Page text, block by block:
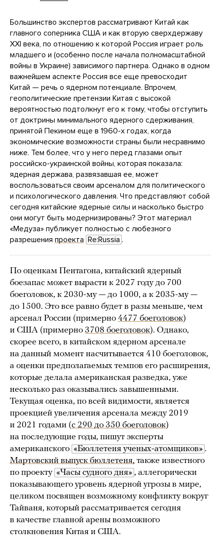
Большинство экспертов рассматривают Китай как
главного соперника США и как вторую сверхдержаву
XXI века, по отношению к которой Россия играет роль
младшего и (особенно после начала полномасштабной
войны в Украине) зависимого партнера. Однако в одном
важнейшем аспекте Россия все еще превосходит
Китай — речь о ядерном потенциале. Впрочем,
геополитические претензии Китая с высокой
вероятностью подтолкнут его к тому, чтобы отступить
от доктрины минимального ядерного сдерживания,
принятой Пекином еще в 1960-х годах, когда
экономические возможности страны были несравнимо
ниже. Тем более, что у него перед глазами опыт
российско-украинской войны, которая показала:
ядерная держава, развязавшая ее, может
воспользоваться своим арсеналом для политического
и психологического давления. Что представляют собой
сегодня китайские ядерные силы и насколько быстро
они могут быть модернизированы? Этот материал
«Медуза» публикует полностью с любезного
разрешения проекта Re:Russia .
По оценкам Пентагона, китайский ядерный
боезапас может вырасти к 2027 году до 700
боеголовок, к 2030-му — до 1000, а к 2035-му —
до 1500. Это все равно будет в разы меньше, чем
арсенал России (примерно 4477 боеголовок)
и США (примерно 3708 боеголовок). Однако,
скорее всего, в китайском ядерном арсенале
на данный момент насчитывается 410 боеголовок,
а оценки предполагаемых темпов его расширения,
которые делала американская разведка, уже
несколько раз оказывались завышенными.
Текущая оценка, по всей видимости, является
проекцией увеличения арсенала между 2019
и 2021 годами (с 290 до 350 боеголовок)
на последующие годы, пишут эксперты
американского «Бюллетеня ученых-атомщиков» .
Мартовский выпуск бюллетеня, также известного
по проекту «Часы судного дня» , аллегорически
показывающего уровень ядерной угрозы в мире,
целиком посвящен возможному конфликту вокруг
Тайваня, который рассматривается сегодня
в качестве главной арены возможного
столкновения Китая и США.